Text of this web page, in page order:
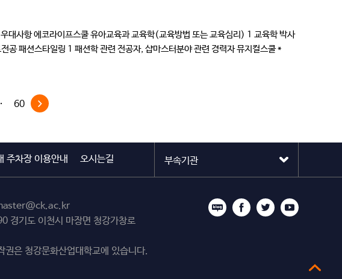
사항 에코라이프스쿨 유아교육과 교육학(교육방법 또는 교육심리) 1 교육학 박사
패션스타일링 1 패션학 관련 전공자, 샵마스터분야 관련 경력자 뮤지컬스쿨 *
60
주차장 이용안내 오시는길
기도 이천시 마장면 청강가창로
은 청강문화산업대학교에 있습니다.